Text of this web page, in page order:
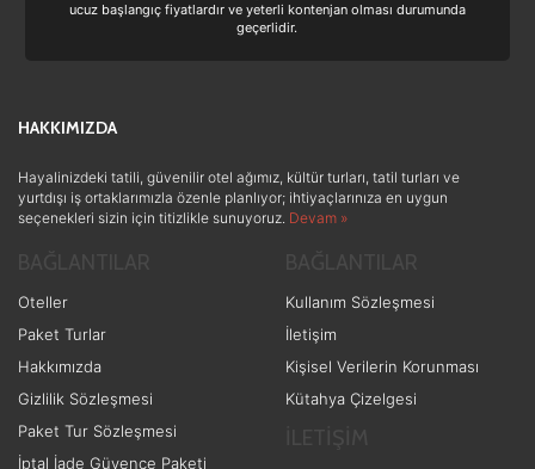
ucuz başlangıç fiyatlardır ve yeterli kontenjan olması durumunda
geçerlidir.
HAKKIMIZDA
Hayalinizdeki tatili, güvenilir otel ağımız, kültür turları, tatil turları ve
yurtdışı iş ortaklarımızla özenle planlıyor; ihtiyaçlarınıza en uygun
seçenekleri sizin için titizlikle sunuyoruz. Devam »
Oteller
Paket Turlar
Hakkımızda
Gizlilik Sözleşmesi
Paket Tur Sözleşmesi
İptal İade Güvence Paketi
Kullanım Sözleşmesi
İletişim
Kişisel Verilerin Korunması
Kütahya Çizelgesi